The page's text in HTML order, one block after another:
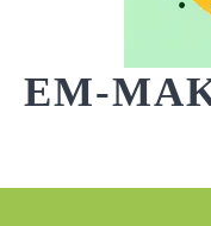
EM-